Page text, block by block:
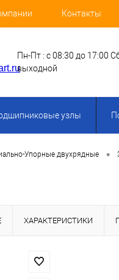
Контакты
Пн-Пт : с 08:30 до 17:00
выходной
узлы
Упорные двухрядные •
ХАРАКТЕРИСТИКИ